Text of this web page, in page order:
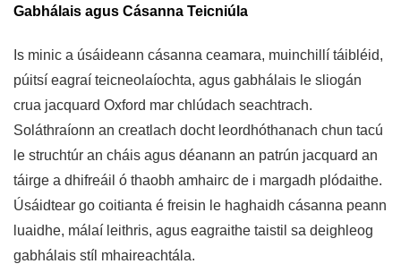
Gabhálais agus Cásanna Teicniúla
Is minic a úsáideann cásanna ceamara, muinchillí táibléid,
púitsí eagraí teicneolaíochta, agus gabhálais le sliogán
crua jacquard Oxford mar chlúdach seachtrach.
Soláthraíonn an creatlach docht leordhóthanach chun tacú
le struchtúr an cháis agus déanann an patrún jacquard an
táirge a dhifreáil ó thaobh amhairc de i margadh plódaithe.
Úsáidtear go coitianta é freisin le haghaidh cásanna peann
luaidhe, málaí leithris, agus eagraithe taistil sa deighleog
gabhálais stíl mhaireachtála.